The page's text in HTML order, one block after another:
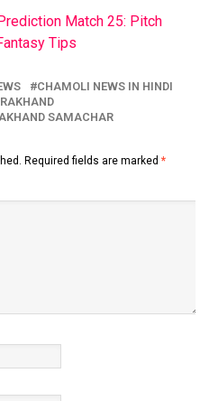
Match 25: Pitch
Tips
CHAMOLI NEWS IN HINDI
SAMACHAR
Required fields are marked *